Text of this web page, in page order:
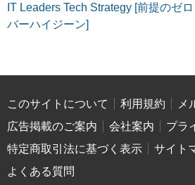
IT Leaders Tech Strategy [前提のゼ
バーハイジーン]
このサイトについて 利用規約
メ
広告掲載のご案内
会社案内
プラ
特定商取引法に基づく表示
サイト
よくある質問